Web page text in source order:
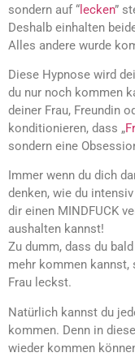
sondern auf “ lecken”
Deshalb einhalten
Alles andere wurde
Diese Hypnose wird
du nur noch kommen
deiner Frau, Freundin
konditionieren, dass „
sondern eine
Immer wenn du dich
denken, wie du
dir einen MINDFUCK
aushalten kannst!
Zu dumm, dass du
mehr kommen kannst,
Frau leckst.
Natürlich kannst du
kommen. Denn in
wieder kommen